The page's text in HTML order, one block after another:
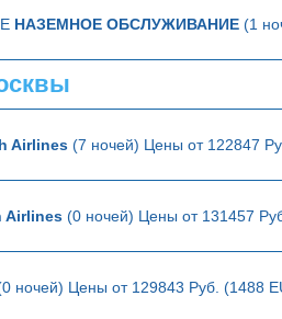
НАЗЕМНОЕ ОБСЛУЖИВАНИЕ (1
Airlines (7 ночей) Цены от 122847
Airlines (0 ночей) Цены от 131457
ночей) Цены от 129843 Руб. (1488